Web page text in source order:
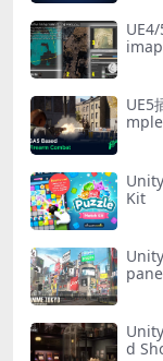
imap
UE5
Kit
d